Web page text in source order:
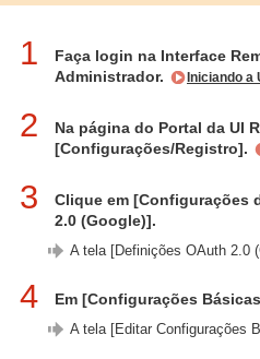
1
Faça login na Interface
Administrador.
Iniciando a
2
Na página do Portal da UI
[Configurações/Registro].
3 Clique em [Configurações
2.0 (Google)].
A tela [Definições OAuth 2.0
4 Em [Configurações
A tela [Editar Configurações